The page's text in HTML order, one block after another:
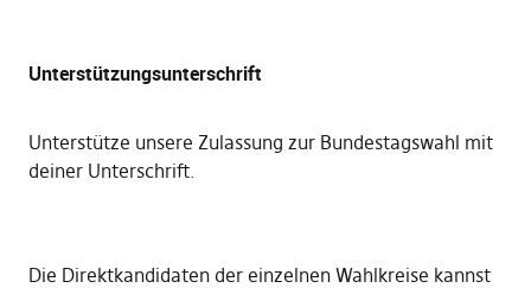
Unterstützungsunterschrift
Unterstütze unsere Zulassung zur Bundestagswahl mit
deiner Unterschrift.
Die Direktkandidaten der einzelnen Wahlkreise kannst